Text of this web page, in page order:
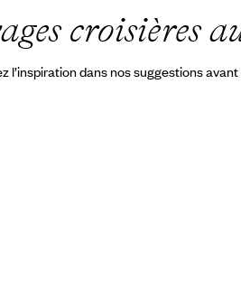
croisières
l’inspiration dans nos suggestions